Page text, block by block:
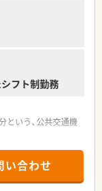
フト制勤務
いう、公共交通機
務員2名が在籍して
い合わせ